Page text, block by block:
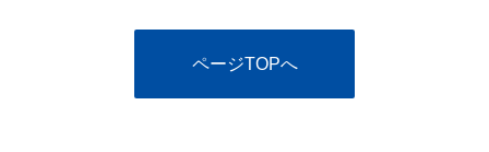
ページTOPへ